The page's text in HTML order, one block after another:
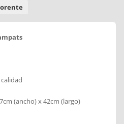
(ancho) x 42cm (largo)